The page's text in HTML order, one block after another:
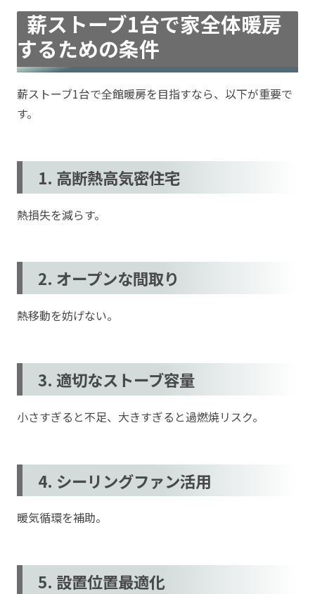
薪ストーブ1台で家全体暖房
するための条件
薪ストーブ1台で全館暖房を目指すなら、以下が重要で
す。
1. 高断熱高気密住宅
熱損失を減らす。
2. オープンな間取り
熱移動を妨げない。
3. 適切なストーブ容量
小さすぎると不足、大きすぎると過燃焼リスク。
4. シーリングファン活用
暖気循環を補助。
5. 設置位置最適化